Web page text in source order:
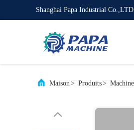
Shanghai Papa Industrial Co.,LTD
Maison> Produits>